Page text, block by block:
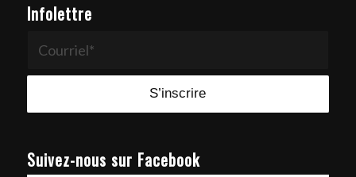
Infolettre
Suivez-nous sur Facebook